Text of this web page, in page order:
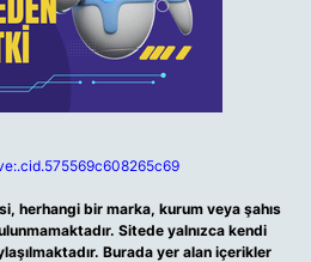
herhangi bir marka, kurum veya şahıs
Sitede yalnızca kendi
Burada yer alan içerikler